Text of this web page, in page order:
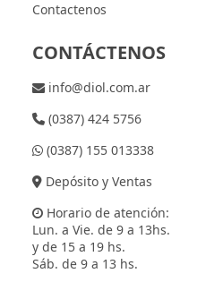
Contactenos
CONTÁCTENOS
info@diol.com.ar
(0387) 424 5756
(0387) 155 013338
Depósito y Ventas
Horario de atención:
Lun. a Vie. de 9 a 13hs.
y de 15 a 19 hs.
Sáb. de 9 a 13 hs.